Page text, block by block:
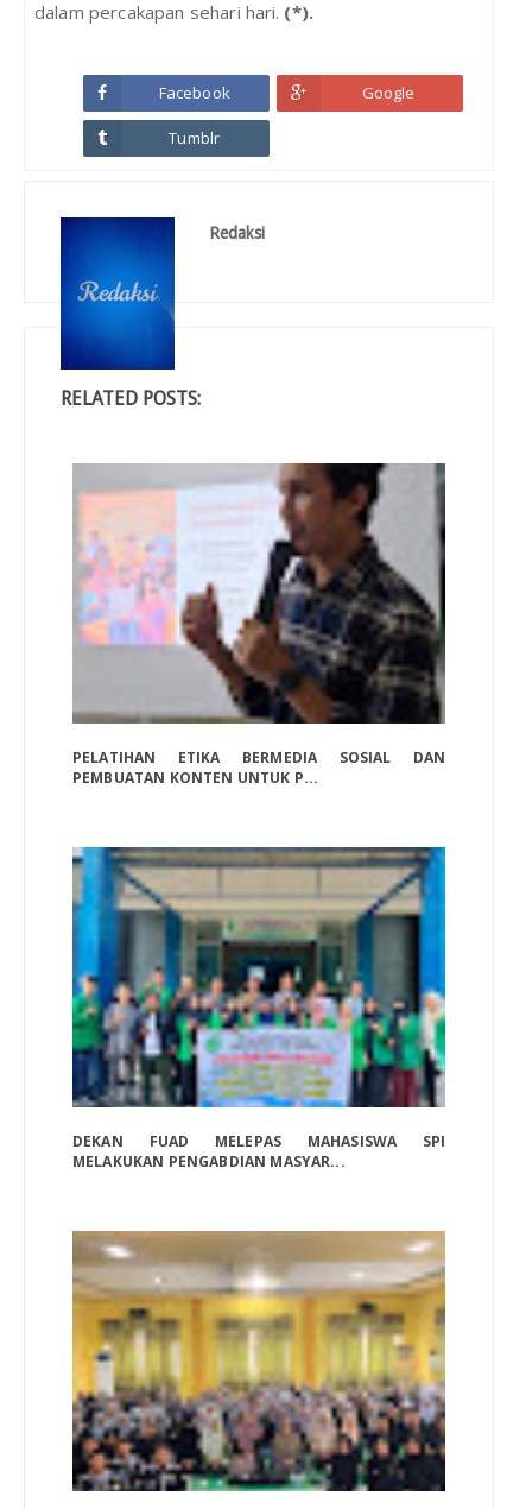
dalam percakapan sehari hari. (*).
Facebook Google
Tumblr
Redaksi
RELATED POSTS:
PELATIHAN ETIKA BERMEDIA SOSIAL DAN
PEMBUATAN KONTEN UNTUK P...
DEKAN FUAD MELEPAS MAHASISWA SPI
MELAKUKAN PENGABDIAN MASYAR...